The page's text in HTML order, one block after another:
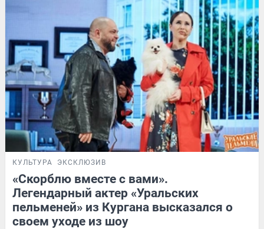
КУЛЬТУРА ЭКСКЛЮЗИВ
«Скорблю вместе с вами».
Легендарный актер «Уральских
пельменей» из Кургана высказался о
своем уходе из шоу